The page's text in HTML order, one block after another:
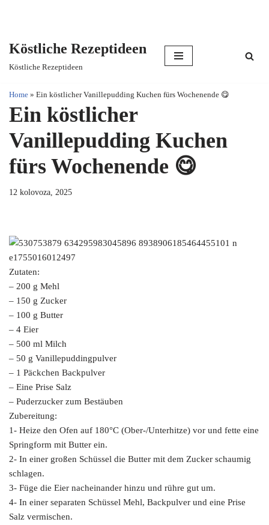
content
Köstliche Rezeptideen
Köstliche Rezeptideen
Home » Ein köstlicher Vanillepudding Kuchen fürs Wochenende 😋
Ein köstlicher
Vanillepudding Kuchen
fürs Wochenende 😋
12 kolovoza, 2025
Zutaten:
– 200 g Mehl
– 150 g Zucker
– 100 g Butter
– 4 Eier
– 500 ml Milch
– 50 g Vanillepuddingpulver
– 1 Päckchen Backpulver
– Eine Prise Salz
– Puderzucker zum Bestäuben
Zubereitung:
1- Heize den Ofen auf 180°C (Ober-/Unterhitze) vor und fette eine
Springform mit Butter ein.
2- In einer großen Schüssel die Butter mit dem Zucker schaumig
schlagen.
3- Füge die Eier nacheinander hinzu und rühre gut um.
4- In einer separaten Schüssel Mehl, Backpulver und eine Prise
Salz vermischen.